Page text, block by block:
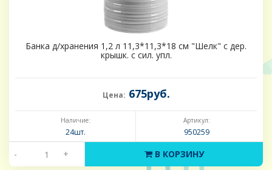
Банка д/хранения 1,2 л 11,3*11,3*18 см "Шелк" с дер.
крышк. с сил. упл.
Цена: 675руб.
Наличие:
24шт.
Артикул:
950259
- + В КОРЗИНУ